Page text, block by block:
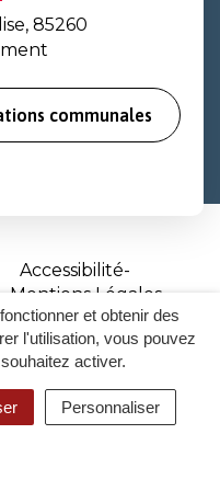
et obtenir des
l'utilisation, vous pouvez
activer.
Personnaliser
ACCESSIBILITÉ
85260
communales
Accessibilité
Mentions Légales